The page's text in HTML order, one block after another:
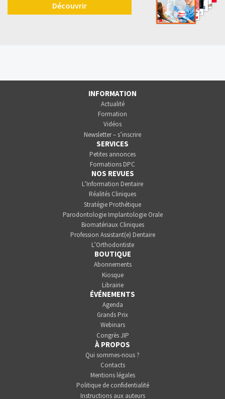
Découvrir
INFORMATION
Actualité
Formation
Vidéos
Newsletter – s’inscrire
SERVICES
Petites annonces
Formations DPC
NOS REVUES
L’Information Dentaire
Réalités Cliniques
Stratégie Prothétique
Parodontologie Implantologie Orale
Biomatériaux Cliniques
Profession Assistant(e) Dentaire
L’Orthodontiste
BOUTIQUE
Abonnements
Kiosque
Librairie
ÉVÉNEMENTS
Agenda
Grands Prix
Webinars
Congrès JIP
À PROPOS
Qui sommes-nous ?
Contacts
Mentions légales
Politique de confidentialité
Instructions aux auteurs